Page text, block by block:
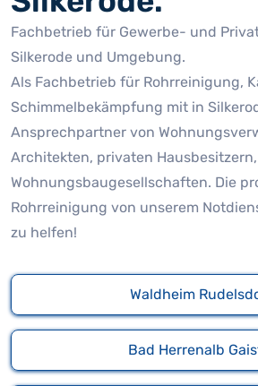
Fachbetrieb für Gewerbe- und
Silkerode und Umgebung.
Als Fachbetrieb für Rohrreinigung,
Schimmelbekämpfung mit in
Ansprechpartner von
Architekten, privaten
Wohnungsbaugesellschaften. Die
Rohrreinigung von unserem
zu helfen!
Waldheim
Bad Herrenalb